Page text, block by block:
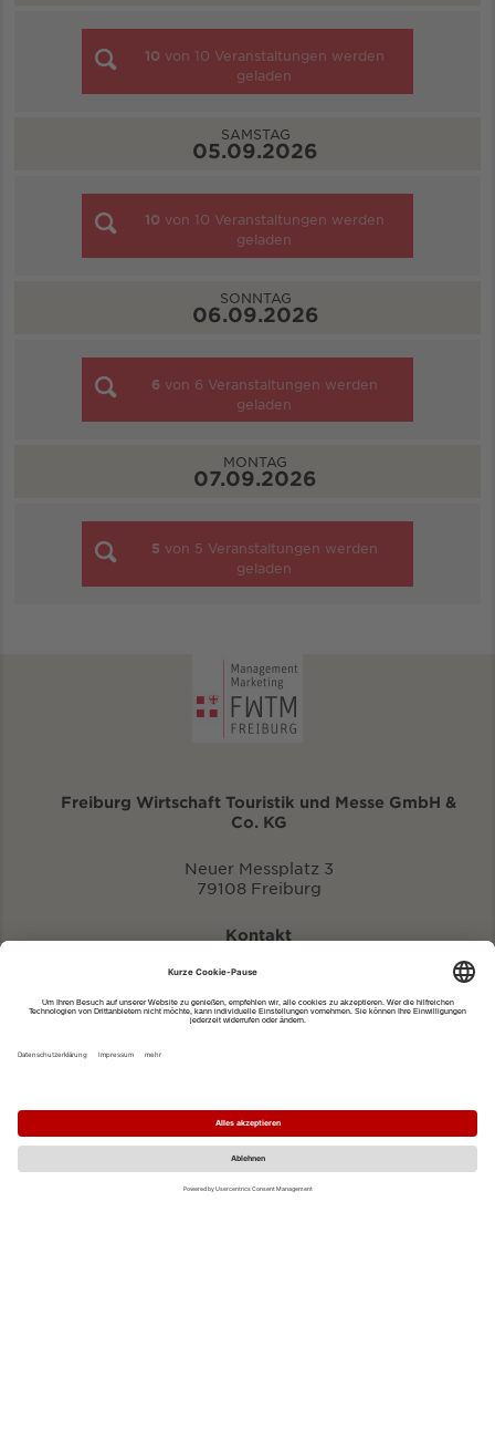
10 von 10 Veranstaltungen werden
geladen
SAMSTAG
05.09.2026
10 von 10 Veranstaltungen werden
geladen
SONNTAG
06.09.2026
6 von 6 Veranstaltungen werden
geladen
MONTAG
07.09.2026
5 von 5 Veranstaltungen werden
geladen
Freiburg Wirtschaft Touristik und Messe GmbH &
Co. KG
Neuer Messplatz 3
79108 Freiburg
Kontakt
eventportal@fwtm.de
Impressum